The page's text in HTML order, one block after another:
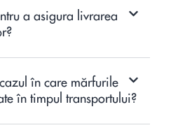
a asigura livrarea
în care mărfurile
în timpul transportului?